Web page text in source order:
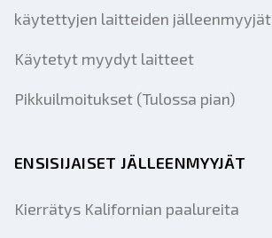
käytettyjen laitteiden jälleenmyyjät
Käytetyt myydyt laitteet
Pikkuilmoitukset (Tulossa pian)
ENSISIJAISET JÄLLEENMYYJÄT
Kierrätys Kalifornian paalureita